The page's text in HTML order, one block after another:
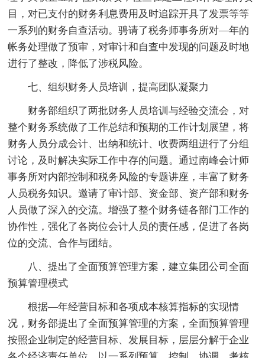
目，对已支付的财务利息费用及时追踪开具了发票等等
一系列的财务自查活动。骋请了税务师事务所对—年的
帐务处理做了预审，对审计和自查中发现的问题及时地
进行了整改，降低了涉税风险。
七、组织财务人员培训，提高团队凝聚力
财务部组织了两批财务人员培训与经验交流会，对
整个财务系统做了工作总结和预期的工作计划展望，将
财务人员分成会计、出纳和统计、收费两组进行了分组
讨论，及时解决实际工作中存的问题。通过南峰会计师
事务所对内部控制和税务风险的专题讲座，丰富了财务
人员税务知识。邀请了审计部、资金部、资产部和财务
人员做了深入的交流。增强了整个财务链各部门工作的
协作性，强化了各岗位会计人员的责任感，促进了各岗
位的交流、合作与团结。
八、提出了全面预算管理方案，建立集团公司全面
预算管理模式
根据—年经营目标和各项成本核算指标的实现情
况，财务部提出了全面预算管理的方案，全面预算管理
按照企业制定的经营目标、发展目标，层层分解于企业